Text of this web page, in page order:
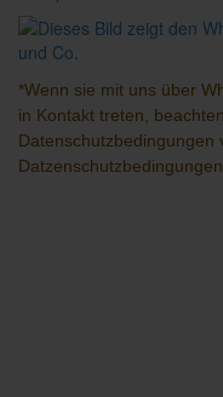
*Wenn sie mit uns über
in Kontakt treten,
Datenschutzbedingungen
Datzenschutzbedingungen